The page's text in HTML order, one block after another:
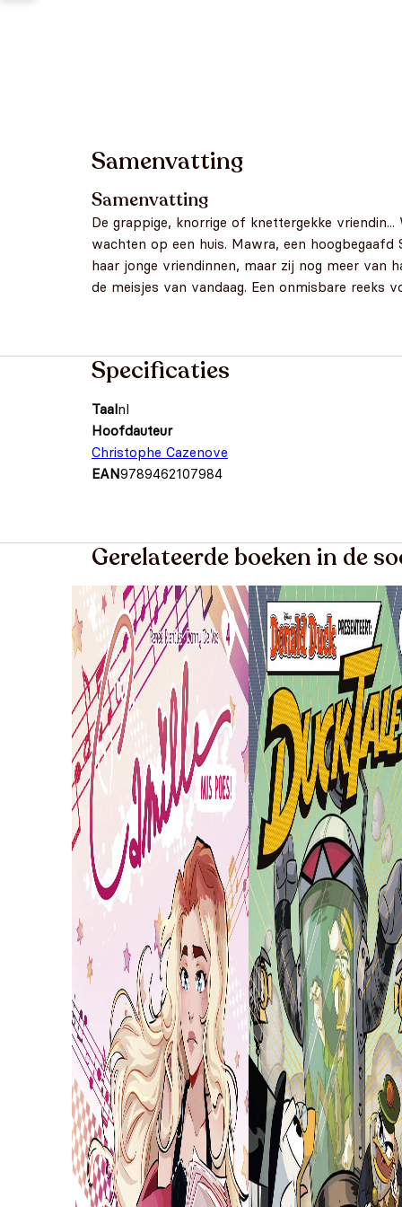
Samenvatting
Samenvatting
De grappige, knorrige of knettergekke
wachten op een huis. Mawra, een
haar jonge vriendinnen, maar zij nog meer van
de meisjes van vandaag. Een onmisbare reeks
Specificaties
Taalnl
Hoofdauteur
Christophe Cazenove
EAN9789462107984
Gerelateerde boeken in de